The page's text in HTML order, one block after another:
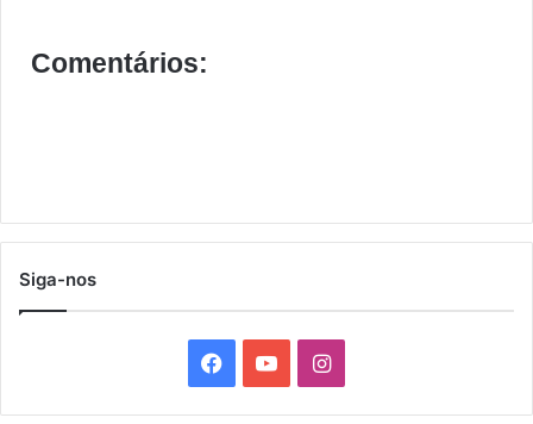
Comentários:
Siga-nos
a
o
I
n